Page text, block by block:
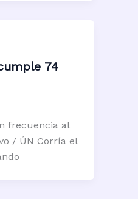
74
frecuencia al
/ ÚN Corría el